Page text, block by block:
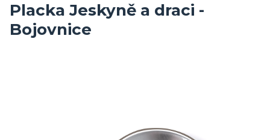
Placka Jeskyně a draci -
Bojovnice